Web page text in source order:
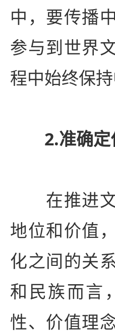
中，要传播
参与到世界
程中始终保
2.准确
在推进文
地位和价值
化之间的关
和民族而言
性、价值理